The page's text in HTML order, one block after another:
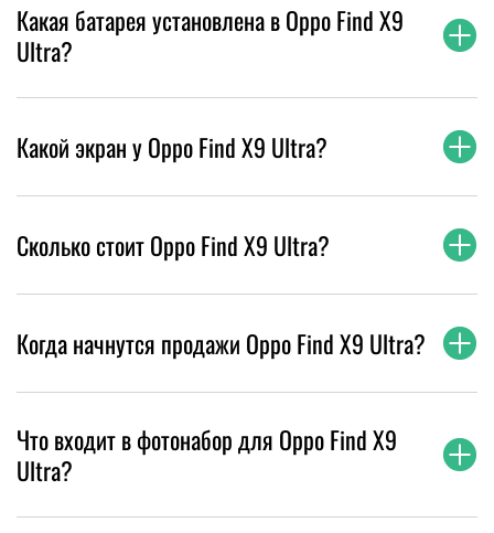
Какая батарея установлена в Oppo Find X9
Ultra?
Какой экран у Oppo Find X9 Ultra?
Сколько стоит Oppo Find X9 Ultra?
Когда начнутся продажи Oppo Find X9 Ultra?
Что входит в фотонабор для Oppo Find X9
Ultra?